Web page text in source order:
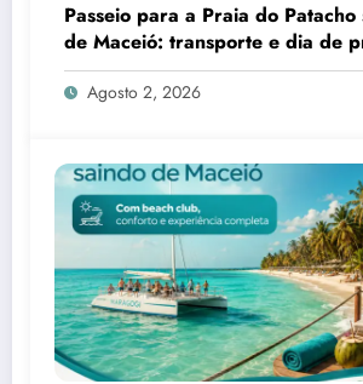
Passeio para a Praia do Patacho
de Maceió: transporte e dia de
Agosto 2, 2026